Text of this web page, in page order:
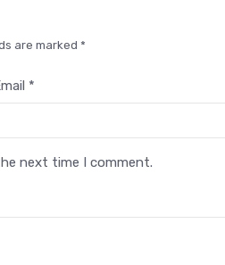
are marked *
*
next time I comment.